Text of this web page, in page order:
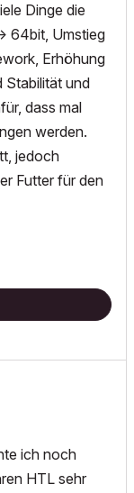
Dinge die
64bit, Umstieg
Erhöhung
Stabilität und
dass mal
werden.
jedoch
Futter für den
ich noch
HTL sehr